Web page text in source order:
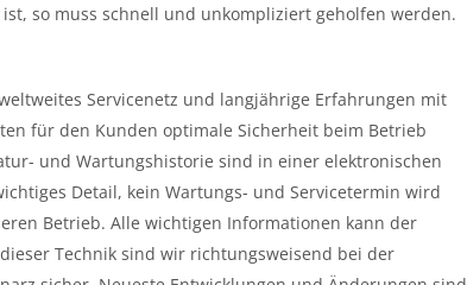
so muss schnell und unkompliziert geholfen werden.
Servicenetz und langjährige Erfahrungen mit
für den Kunden optimale Sicherheit beim Betrieb
und Wartungshistorie sind in einer elektronischen
Detail, kein Wartungs- und Servicetermin wird
Betrieb. Alle wichtigen Informationen kann der
Technik sind wir richtungsweisend bei der